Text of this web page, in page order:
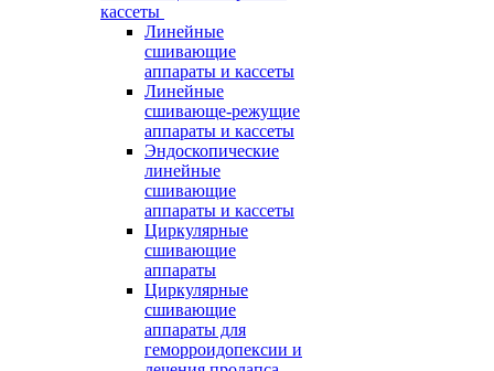
кассеты
Линейные
сшивающие
аппараты и кассеты
Линейные
сшивающе-режущие
аппараты и кассеты
Эндоскопические
линейные
сшивающие
аппараты и кассеты
Циркулярные
сшивающие
аппараты
Циркулярные
сшивающие
аппараты для
геморроидопексии и